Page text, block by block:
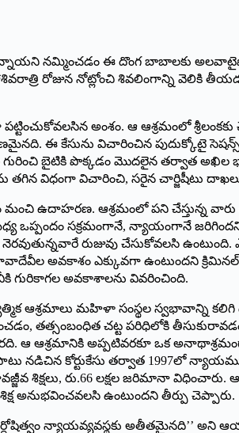
నమ్మించడం ఈ దొంగ బాబాలకు
రోజున నోట్లోంచి శివలింగాన్ని వెలికి
అంశం. ఆ ఆశ్రమంలో
ఈ కేసును విచారించిన
బైటికి పొక్కడం మొ­దలైన తర్వాత అఖిల
తగిన విధంగా విచారించి, సరైన చార్జిషీటు
ఉదాహరణ. ఆశ్రమంలో పని చేస్తున్న
ఒప్పందం సక్రమంగానే, న్యాయంగానే
రుజువు చేసుకోవలసి
అవకాశం ఎక్కువగా ఉంటుందని క్రిమినల్‌
గురికాగల అవకాశాలను వివరించింది.
ఆశ్రమాలు మహిళా సంస్థల స్వభావాన్ని
తత్సంబంధిత చట్ట పరిధిలోకి
ఆశ్రమానికి అప్పటివరకూ ఒక
నడిచిన కోర్టుకేసు తర్వాత 1997లో
శిక్షలు, రు.66 లక్షల జరిమానా
అనుభవించవలసి ఉంటుందని తీర్పు చెప్పారు.
న్యాయవ్యవస్థకు అతీతమైనది’’ అని ఆయన